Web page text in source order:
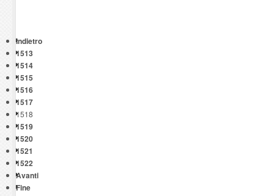
Indietro
1513
1514
1515
1516
1517
1518
1519
1520
1521
1522
Avanti
Fine